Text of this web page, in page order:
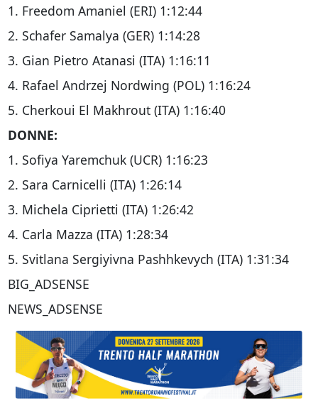
1. Freedom Amaniel (ERI) 1:12:44
2. Schafer Samalya (GER) 1:14:28
3. Gian Pietro Atanasi (ITA) 1:16:11
4. Rafael Andrzej Nordwing (POL) 1:16:24
5. Cherkoui El Makhrout (ITA) 1:16:40
DONNE:
1. Sofiya Yaremchuk (UCR) 1:16:23
2. Sara Carnicelli (ITA) 1:26:14
3. Michela Ciprietti (ITA) 1:26:42
4. Carla Mazza (ITA) 1:28:34
5. Svitlana Sergiyivna Pashhkevych (ITA) 1:31:34
BIG_ADSENSE
NEWS_ADSENSE